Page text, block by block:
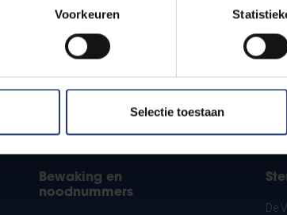
Voorkeuren
Selectie toestaan
Bewaking en
noodnummers
De